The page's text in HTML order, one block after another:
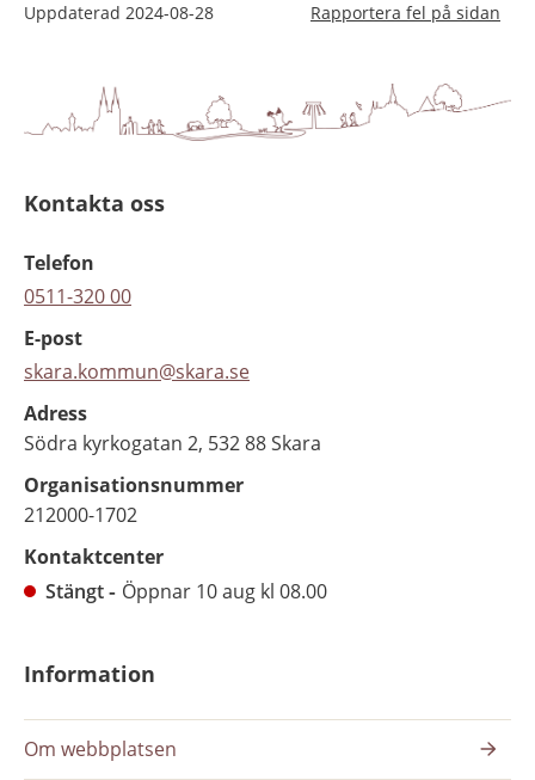
Uppdaterad 2024-08-28 Rapportera fel på sidan
Kontakta oss
Telefon
0511-320 00
E-post
skara.kommun@skara.se
Adress
Södra kyrkogatan 2, 532 88 Skara
Organisationsnummer
212000-1702
Kontaktcenter
Stängt
Öppnar 10 aug kl 08.00
Information
Om webbplatsen